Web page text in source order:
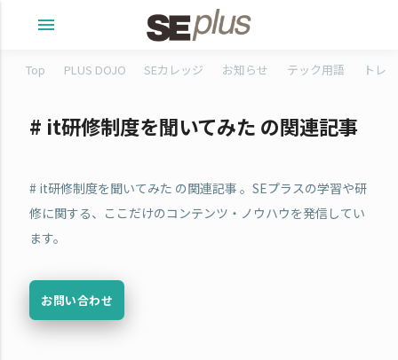
menu
Top PLUS DOJO SEカレッジ お知らせ テック用語 トレ
# it研修制度を聞いてみた の関連記事
# it研修制度を聞いてみた の関連記事 。SEプラスの学習や研
修に関する、ここだけのコンテンツ・ノウハウを発信してい
ます。
お問い合わせ